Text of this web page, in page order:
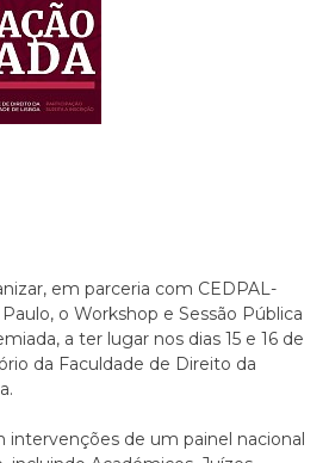
em parceria com CEDPAL-
o Workshop e Sessão Pública
a ter lugar nos dias 15 e 16 de
da Faculdade de Direito da
intervenções de um painel nacional